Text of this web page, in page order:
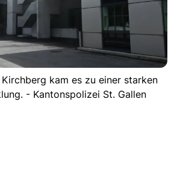
kam es zu einer starken
- Kantonspolizei St. Gallen